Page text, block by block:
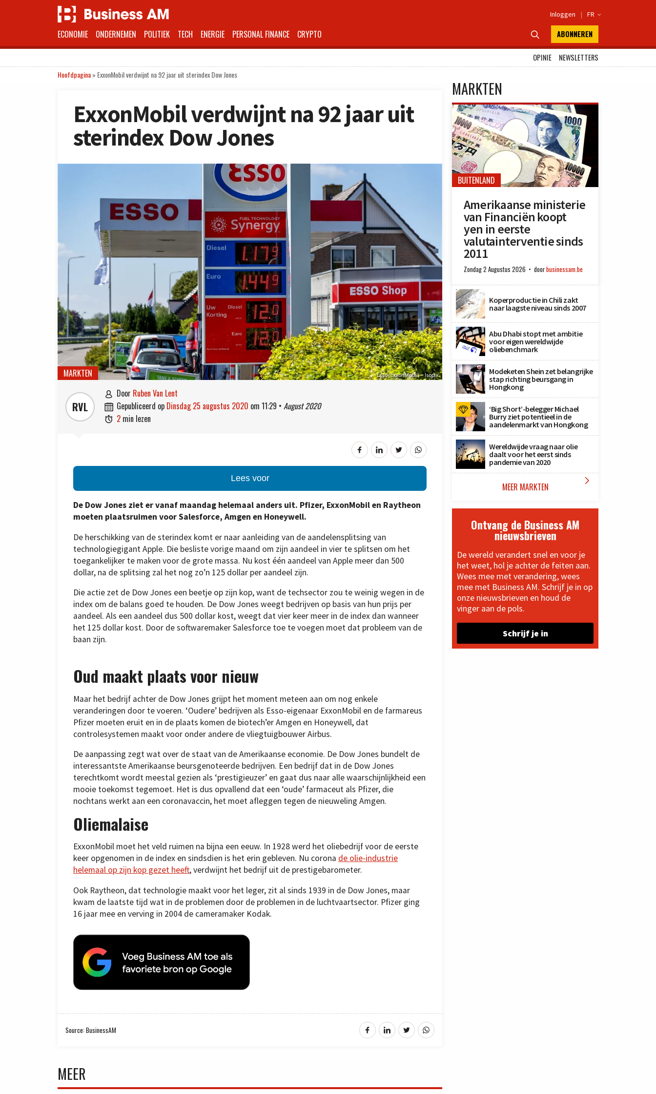
Inloggen | FR 
ECONOMIE ONDERNEMEN POLITIEK TECH ENERGIE PERSONAL FINANCE CRYPTO  ABONNEREN
OPINIE
NEWSLETTERS
Hoofdpagina» ExxonMobil verdwijnt na 92 jaar uit sterindex Dow Jones
ExxonMobil verdwijnt na 92 jaar uit
sterindex Dow Jones
Esso (ExxonMobil) – Isopix
MARKTEN
RVL
 door Ruben Van Lent
 gepubliceerd op dinsdag 25 augustus 2020 om 11:29 • August 2020
 2 min lezen
Lees voor
De Dow Jones ziet er vanaf maandag helemaal anders uit. Pfizer, ExxonMobil en Raytheon
moeten plaatsruimen voor Salesforce, Amgen en Honeywell.
De herschikking van de sterindex komt er naar aanleiding van de aandelensplitsing van
technologiegigant Apple. Die besliste vorige maand om zijn aandeel in vier te splitsen om het
toegankelijker te maken voor de grote massa. Nu kost één aandeel van Apple meer dan 500
dollar, na de splitsing zal het nog zo’n 125 dollar per aandeel zijn.
Die actie zet de Dow Jones een beetje op zijn kop, want de techsector zou te weinig wegen in de
index om de balans goed te houden. De Dow Jones weegt bedrijven op basis van hun prijs per
aandeel. Als een aandeel dus 500 dollar kost, weegt dat vier keer meer in de index dan wanneer
het 125 dollar kost. Door de softwaremaker Salesforce toe te voegen moet dat probleem van de
baan zijn.
Oud maakt plaats voor nieuw
Maar het bedrijf achter de Dow Jones grijpt het moment meteen aan om nog enkele
veranderingen door te voeren. ‘Oudere’ bedrijven als Esso-eigenaar ExxonMobil en de farmareus
Pfizer moeten eruit en in de plaats komen de biotech’er Amgen en Honeywell, dat
controlesystemen maakt voor onder andere de vliegtuigbouwer Airbus.
De aanpassing zegt wat over de staat van de Amerikaanse economie. De Dow Jones bundelt de
interessantste Amerikaanse beursgenoteerde bedrijven. Een bedrijf dat in de Dow Jones
terechtkomt wordt meestal gezien als ‘prestigieuzer’ en gaat dus naar alle waarschijnlijkheid een
mooie toekomst tegemoet. Het is dus opvallend dat een ‘oude’ farmaceut als Pfizer, die
nochtans werkt aan een coronavaccin, het moet afleggen tegen de nieuweling Amgen.
Oliemalaise
ExxonMobil moet het veld ruimen na bijna een eeuw. In 1928 werd het oliebedrijf voor de eerste
keer opgenomen in de index en sindsdien is het erin gebleven. Nu corona de olie-industrie
helemaal op zijn kop gezet heeft, verdwijnt het bedrijf uit de prestigebarometer.
Ook Raytheon, dat technologie maakt voor het leger, zit al sinds 1939 in de Dow Jones, maar
kwam de laatste tijd wat in de problemen door de problemen in de luchtvaartsector. Pfizer ging
16 jaar mee en verving in 2004 de cameramaker Kodak.
Source: BusinessAM
MEER
MARKTEN
BUITENLAND
Amerikaanse ministerie
van Financiën koopt
yen in eerste
valutainterventie sinds
2011
Zondag 2 Augustus 2026 doorbusinessam.be
Koperproductie in Chili zakt
naar laagste niveau sinds 2007
Abu Dhabi stopt met ambitie
voor eigen wereldwijde
oliebenchmark
Modeketen Shein zet belangrijke
stap richting beursgang in
Hongkong
‘Big Short’-belegger Michael
Burry ziet potentieel in de
aandelenmarkt van Hongkong
Wereldwijde vraag naar olie
daalt voor het eerst sinds
pandemie van 2020
MEER MARKTEN 
Ontvang de Business AM
nieuwsbrieven
De wereld verandert snel en voor je
het weet, hol je achter de feiten aan.
Wees mee met verandering, wees
mee met Business AM. Schrijf je in op
onze nieuwsbrieven en houd de
vinger aan de pols.
Schrijf je in